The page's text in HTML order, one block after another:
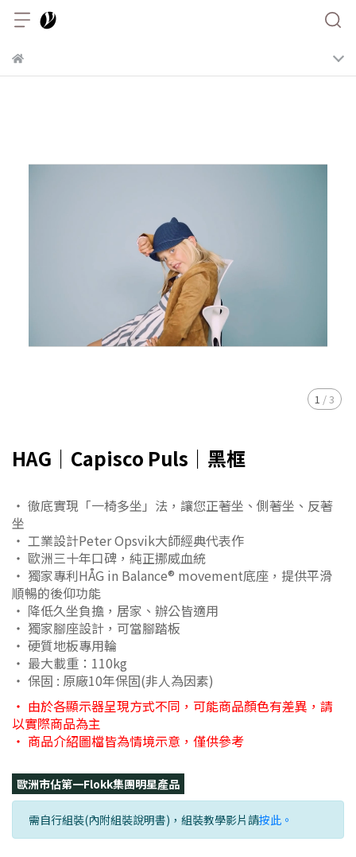
1 /3
HAG｜Capisco Puls｜黑框
・ 徹底實現「一椅多坐」法，讓您正著坐、側著坐、反著
坐
・ 工業設計Peter Opsvik大師經典代表作
・ 歐洲三十年口碑，純正挪威血統
・ 獨家專利HÅG in Balance® movement底座，提供平滑
順暢的後仰功能
・ 降低久坐負擔，居家、辦公皆適用
・ 獨家腳座設計，可當腳踏板
・ 硬質地板專用輪
・ 最大載重：110kg
・ 保固 : 原廠10年保固(非人為因素)
・ 由於各顯示器呈現方式不同，可能商品顏色有差異，請
以實際商品為主
・ 商品介紹圖檔皆為情境示意，僅供參考
歐洲市佔第一Flokk集團明星產品
需自行組裝(內附組裝說明書)，組裝教學影片請按此。